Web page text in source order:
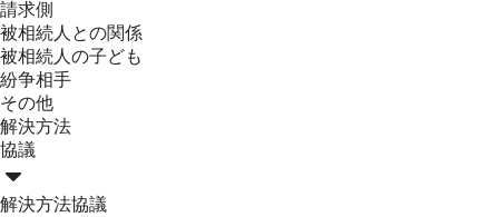
請求側
被相続人との関係
被相続人の子ども
紛争相手
その他
解決方法
協議
解決方法協議